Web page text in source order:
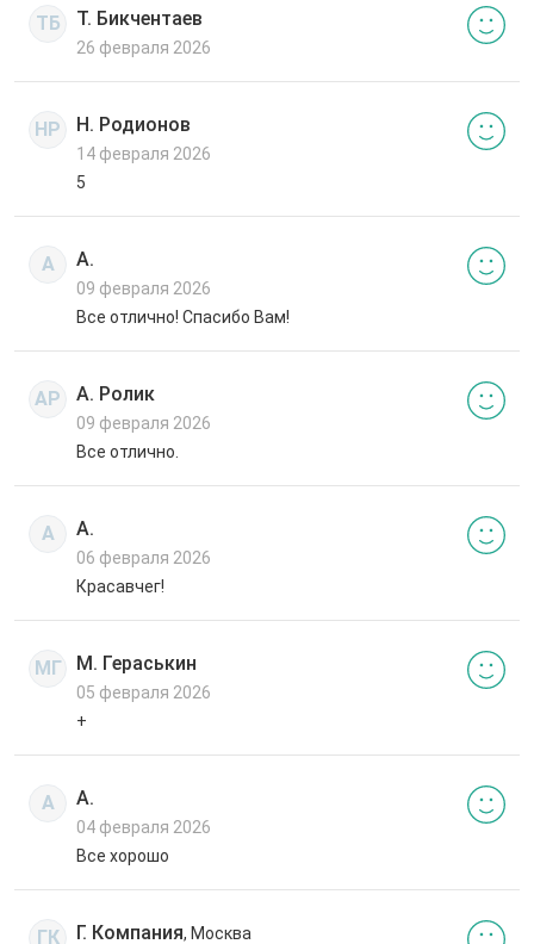
ТБ Т. Бикчентаев
26 февраля 2026
НР Н. Родионов
14 февраля 2026
5
А А.
09 февраля 2026
Все отлично! Спасибо Вам!
АР А. Ролик
09 февраля 2026
Все отлично.
А А.
06 февраля 2026
Красавчег!
МГ М. Гераськин
05 февраля 2026
+
А А.
04 февраля 2026
Все хорошо
ГК Г. Компания, Москва